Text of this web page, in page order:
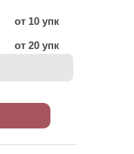
от 10 упк
от 20 упк